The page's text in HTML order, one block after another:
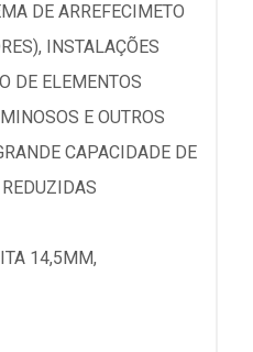
DE ARREFECIMETO
INSTALAÇÕES
DE ELEMENTOS
E OUTROS
CAPACIDADE DE
14,5MM,